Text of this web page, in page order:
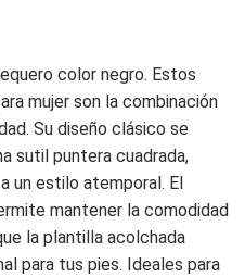
color negro. Estos
mujer son la combinación
Su diseño clásico se
sutil puntera cuadrada,
un estilo atemporal. El
mantener la comodidad
la plantilla acolchada
para tus pies. Ideales para